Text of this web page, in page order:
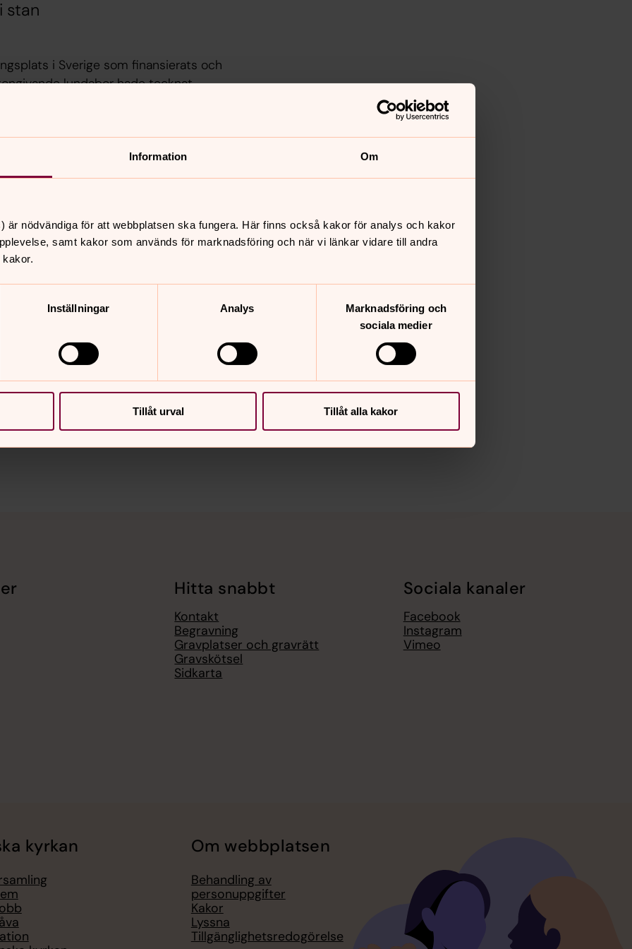
Information Om
är nödvändiga för att webbplatsen ska fungera. Här finns också kakor för analys och kakor
samt kakor som används för marknadsföring och när vi länkar vidare till andra
Inställningar Analys
Marknadsföring och
sociala medier
Tillåt urval Tillåt alla kakor
stan
i Sverige som finansierats och
lundabor hade tecknat
10 gravar, blev kyrkogården ett
av 1800-talet och 1900-talets
mängder av konstnärligt och
namn. Professorn och
ståtligaste monumentet i Lund på
kyrkogården i Lund.
Hitta snabbt
Kontakt
Begravning
Gravplatser och gravrätt
Gravskötsel
Sidkarta
Sociala kanaler
Facebook
Instagram
Vimeo
kyrkan Om webbplatsen
Behandling av
personuppgifter
Kakor
Lyssna
Tillgänglighetsredogörelse